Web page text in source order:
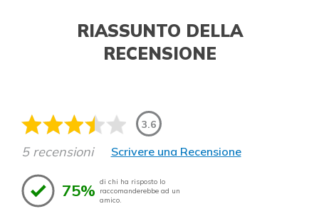
RIASSUNTO DELLA
RECENSIONE
3.6
5 recensioni Scrivere una Recensione
75% di chi ha risposto lo
raccomanderebbe ad un
amico.